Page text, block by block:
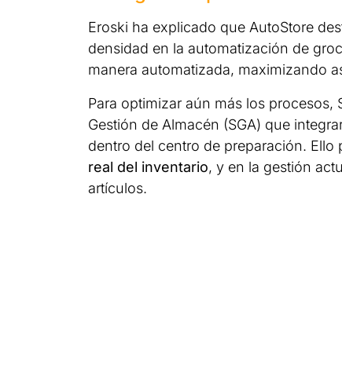
Eroski ha explicado que AutoStore
densidad en la automatización de
manera automatizada, maximizando
Para optimizar aún más los
Gestión de Almacén (SGA) que
dentro del centro de preparación. Ello
real del inventario, y en la gestión
artículos.